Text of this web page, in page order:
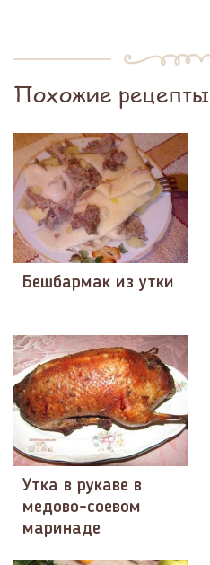
Похожие рецепты
Бешбармак из утки
Утка в рукаве в
медово-соевом
маринаде